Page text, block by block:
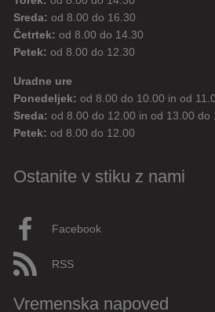
Sreda: od 8.00 do 16.30
Četrtek: od 8.00 do 14.30
Petek: od 8.00 do 12.30
Uradne ure
Ponedeljek: od 8.00 do 10.00 in od
Sreda: od 8.00 do 12.00 in od 13.00 do
Petek: od 8.00 do 12.00
Ostanite v stiku z nami
Facebook
RSS
Vremenska napoved